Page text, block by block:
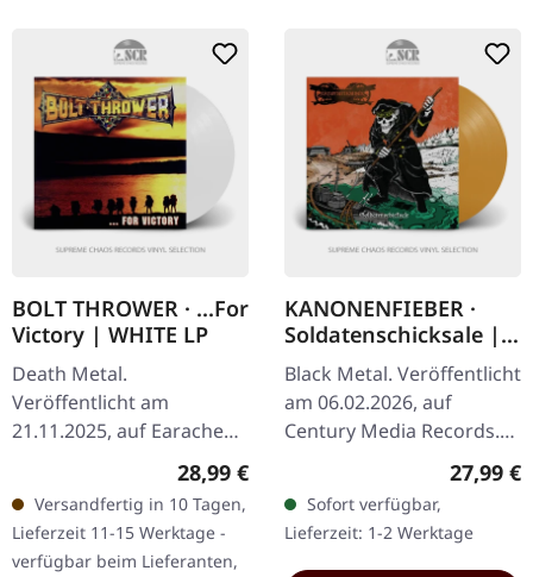
BOLT THROWER · ...For
Victory | WHITE LP
Death Metal.
Veröffentlicht am
21.11.2025, auf Earache
Records. Weißes Vinyl LP
im Standard Cover. Plastic
Head Exklusiv-Edition.
Bolt Throwers…
Regulärer Preis:
28,99 €
Versandfertig in 10 Tagen,
Lieferzeit 11-15 Werktage -
verfügbar beim Lieferanten,
KANONENFIEBER ·
Soldatenschicksale |
ORANGE LP
Black Metal. Veröffentlicht
am 06.02.2026, auf
Century Media Records.
Transparent orangenes
Vinyl im Gatefold-Cover
mit 8-seitigem Booklet
im…
27,99 €
Sofort verfügbar,
Lieferzeit: 1-2 Werktage